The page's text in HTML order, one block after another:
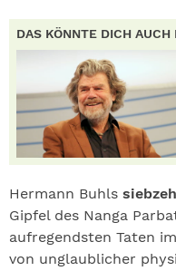
DAS KÖNNTE DICH AUCH
Hermann Buhls
Gipfel des Nanga
aufregendsten Taten
von unglaublicher